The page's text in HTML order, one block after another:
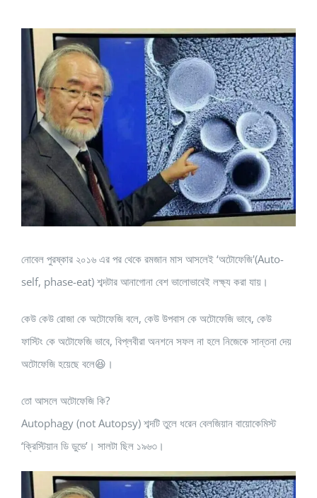
View
Larger
Image
নোবেল পুরষ্কার ২০১৬ এর পর থেকে রমজান মাস আসলেই ‘অটোফেজি'(Auto-
self, phase-eat) শব্দটার আনাগোনা বেশ ভালোভাবেই লক্ষ্য করা যায়।
কেউ কেউ রোজা কে অটোফেজি বলে, কেউ উপবাস কে অটোফেজি ভাবে, কেউ
ফাস্টিং কে অটোফেজি ভাবে, বিপ্লবীরা অনশনে সফল না হলে নিজেকে সান্তনা দেয়
অটোফেজি হয়েছে বলে😆।
তো আসলে অটোফেজি কি?
Autophagy (not Autopsy) শব্দটি তুলে ধরেন বেলজিয়ান বায়োকেমিস্ট
‘ক্রিস্টিয়ান ডি ডুভে’। সালটা ছিল ১৯৬৩।